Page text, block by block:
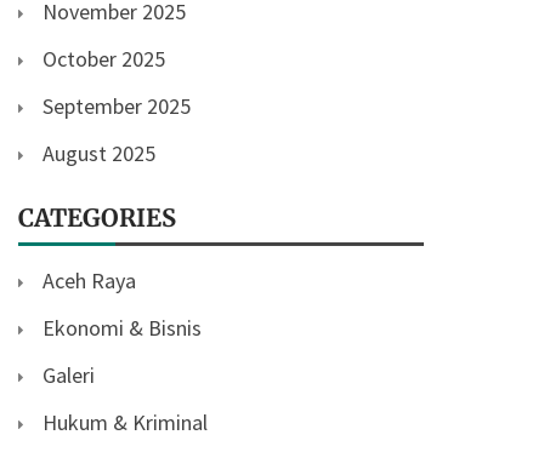
November 2025
October 2025
September 2025
August 2025
CATEGORIES
Aceh Raya
Ekonomi & Bisnis
Galeri
Hukum & Kriminal